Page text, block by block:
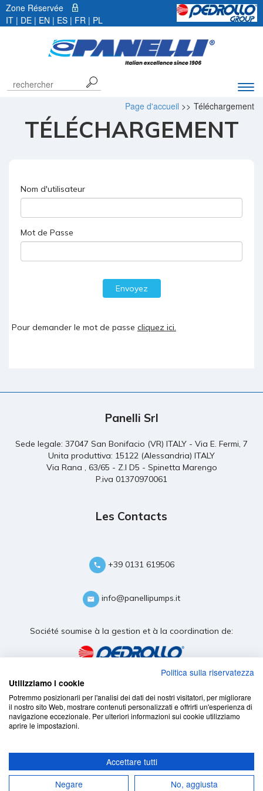
Zone Réservée
IT | DE | EN | ES | FR | PL
Téléchargement
Page d'accueil >>
TÉLÉCHARGEMENT
Nom d'utilisateur
Mot de Passe
Envoyez
Pour demander le mot de passe cliquez ici.
Panelli Srl
Sede legale: 37047 San Bonifacio (VR) ITALY - Via E. Fermi, 7
Unita produttiva: 15122 (Alessandria) ITALY
Via Rana , 63/65 - Z.I D5 - Spinetta Marengo
P.iva 01370970061
Les Contacts
+39 0131 619506
info@panellipumps.it
Société soumise à la gestion et à la coordination de:
cookie policy privacy policy
Politica sulla riservatezza
Utilizziamo i cookie
Potremmo posizionarli per l'analisi dei dati dei nostri visitatori, per migliorare
il nostro sito Web, mostrare contenuti personalizzati e offrirti un'esperienza di
navigazione eccezionale. Per ulteriori informazioni sui cookie utilizziamo
aprire le impostazioni.
Accettare tutti
Negare
No, aggiusta